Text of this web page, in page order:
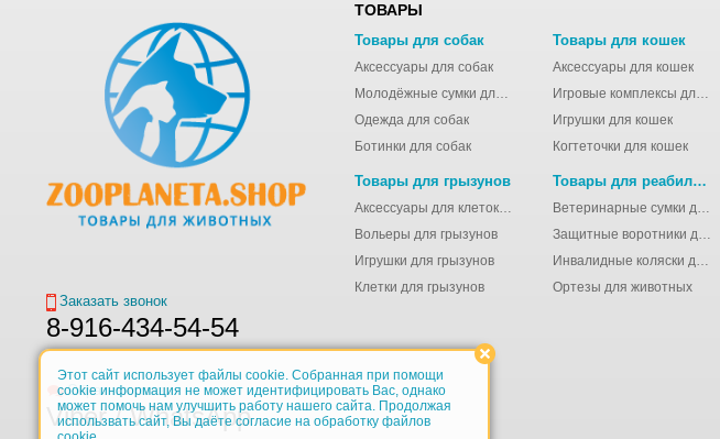
Заказать звонок
8-916-434-54-54
Обратная связь
Viber / WhatsApp
ТОВАРЫ
Товары для собак
Аксессуары для собак
Молодёжные сумки для девушек
Одежда для собак
Ботинки для собак
Товары для кошек
Аксессуары для кошек
Игровые комплексы для кошек
Игрушки для кошек
Когтеточки для кошек
Товары для грызунов
Аксессуары для клеток для грызунов
Вольеры для грызунов
Игрушки для грызунов
Клетки для грызунов
Товары для реабилитации животных
Ветеринарные сумки для животных
Защитные воротники для животных
Инвалидные коляски для животных
Ортезы для животных
Этот сайт использует файлы cookie. Собранная при помощи
cookie информация не может идентифицировать Вас, однако
может помочь нам улучшить работу нашего сайта. Продолжая
использвать сайт, Вы даёте согласие на обработку файлов